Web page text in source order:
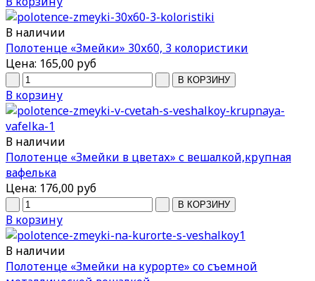
В наличии
Полотенце «Змейки» 30х60, 3 колористики
Цена: 165,00 руб
В корзину
В наличии
Полотенце «Змейки в цветах» с вешалкой,крупная
вафелька
Цена: 176,00 руб
В корзину
В наличии
Полотенце «Змейки на курорте» со съемной